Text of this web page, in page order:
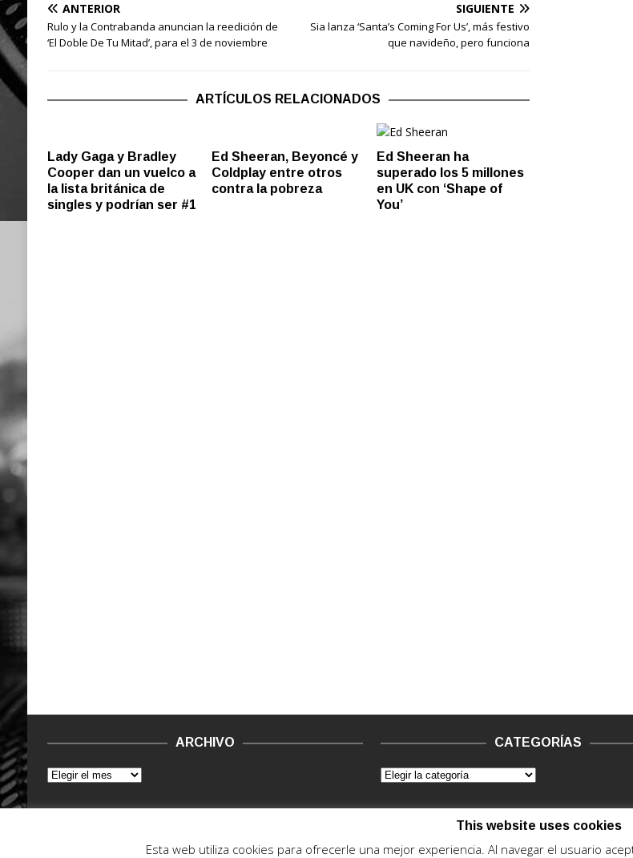
ANTERIOR
Rulo y la Contrabanda anuncian la reedición de
‘El Doble De Tu Mitad’, para el 3 de noviembre
SIGUIENTE
Sia lanza ‘Santa’s Coming For Us’, más festivo
que navideño, pero funciona
ARTÍCULOS RELACIONADOS
Lady Gaga y Bradley
Cooper dan un vuelco a
la lista británica de
singles y podrían ser #1
Ed Sheeran, Beyoncé y
Coldplay entre otros
contra la pobreza
Ed Sheeran ha
superado los 5 millones
en UK con ‘Shape of
You’
ARCHIVO CATEGORÍAS
This website uses cookies
Esta web utiliza cookies para ofrecerle una mejor experiencia. Al navegar el usuario